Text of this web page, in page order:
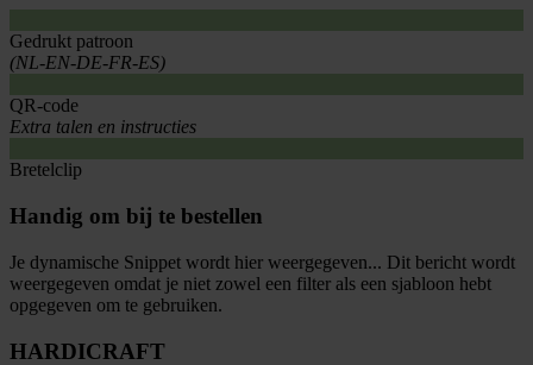
Gedrukt patroon
(NL-EN-DE-FR-ES)
QR-code
Extra talen en instructies
Bretelclip
Handig om bij te bestellen
Je dynamische Snippet wordt hier weergegeven... Dit bericht wordt
weergegeven omdat je niet zowel een filter als een sjabloon hebt
opgegeven om te gebruiken.
HARDICRAFT